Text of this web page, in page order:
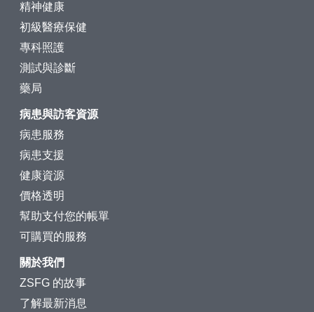
精神健康
初級醫療保健
專科照護
測試與診斷
藥局
病患與訪客資源
病患服務
病患支援
健康資源
價格透明
幫助支付您的帳單
可購買的服務
關於我們
ZSFG 的故事
了解最新消息